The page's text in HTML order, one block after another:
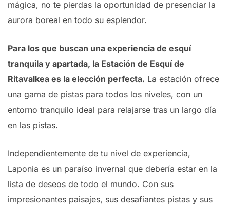
mágica, no te pierdas la oportunidad de presenciar la
aurora boreal en todo su esplendor.
Para los que buscan una experiencia de esquí
tranquila y apartada, la Estación de Esquí de
Ritavalkea es la elección perfecta. La estación ofrece
una gama de pistas para todos los niveles, con un
entorno tranquilo ideal para relajarse tras un largo día
en las pistas.
Independientemente de tu nivel de experiencia,
Laponia es un paraíso invernal que debería estar en la
lista de deseos de todo el mundo. Con sus
impresionantes paisajes, sus desafiantes pistas y sus